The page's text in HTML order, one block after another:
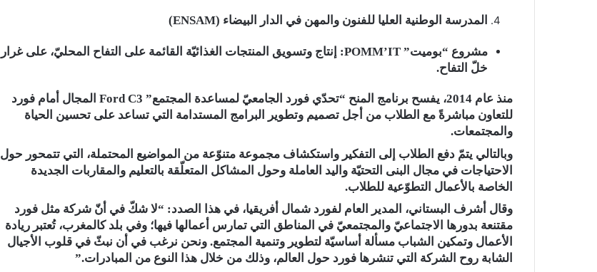
المدرسة الوطنية العليا للفنون والمهن في الدار البيضاء (ENSAM)
مشروع “بوميت” POMM’IT: إنتاج وتسويق المنتجات الغذائيّة القائمة على التفاح المحليّ، على غرار
خلّ التفاح.
منذ عام 2014، يفسح برنامج المنح “تحدّي فورد الجامعيّ لمساعدة المجتمع” Ford C3 المجال أمام فورد
للتعاون مباشرةً مع الطلاب من أجل تصميم وتطوير البرامج المستدامة التي تساعد على تحسين الحياة
والمجتمعات.
وبالتالي يتمّ دفع الطلاب إلى التفكير واستكشاف مجموعة متنوّعة من المواضيع المحتملة، التي تتمحور حول
الاحتياجات في مجال البنى التحتيّة واليد العاملة وحول المشاكل المتعلّقة بالتعليم والمقاربات الجديدة
الخاصة بالأعمال التطوّعية للطلاب.
وقال أشرف البستاني، المدير العام لفورد شمال أفريقيا، في هذا الصدد: “لا شكّ في أنّ شركة مثل فورد
مقتنعة بدورها الاجتماعيّ والمجتمعيّ في المناطق التي تمارس أعمالها فيها؛ وفي بلد كالمغرب، تُعتبر ريادة
الأعمال وتمكين الشباب مسألة أساسيّة لتطوير وتنمية المجتمع. ونحن نرغب في أن نبثّ في قلوب الأجيال
الشابة روح الشركة التي تنشرها فورد حول العالم، وذلك من خلال هذا النوع من المبادرات.”